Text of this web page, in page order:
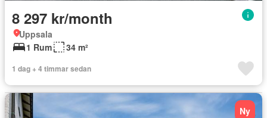
8 297 kr/month
Uppsala
1 Rum
34 m²
1 dag + 4 timmar sedan
Ny